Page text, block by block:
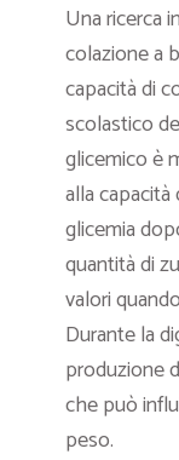
Una ricerca
colazione a
capacità di
scolastico
glicemico è
alla
glicemia
quantità di
valori
Durante la
produzione
che può
peso.